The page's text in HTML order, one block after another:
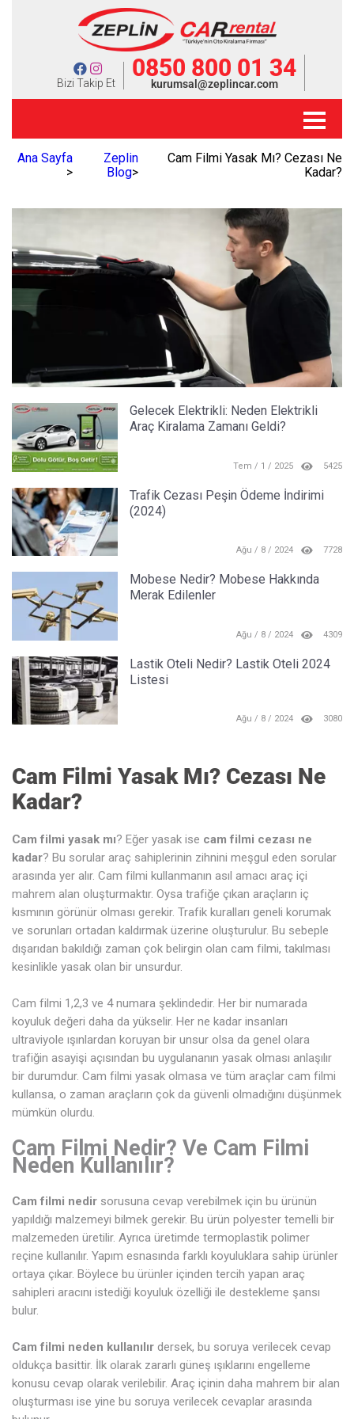
Bizi Takip Et
0850 800 01 34
kurumsal@zeplincar.com
Ana Sayfa
>
Zeplin
Blog>
Cam Filmi Yasak Mı? Cezası Ne
Kadar?
Gelecek Elektrikli: Neden Elektrikli
Araç Kiralama Zamanı Geldi?
Tem / 1 / 2025 5425
Trafik Cezası Peşin Ödeme İndirimi
(2024)
Ağu / 8 / 2024 7728
Mobese Nedir? Mobese Hakkında
Merak Edilenler
Ağu / 8 / 2024 4309
Lastik Oteli Nedir? Lastik Oteli 2024
Listesi
Ağu / 8 / 2024 3080
Cam Filmi Yasak Mı? Cezası Ne
Kadar?
Cam filmi yasak mı? Eğer yasak ise cam filmi cezası ne
kadar? Bu sorular araç sahiplerinin zihnini meşgul eden sorular
arasında yer alır. Cam filmi kullanmanın asıl amacı araç içi
mahrem alan oluşturmaktır. Oysa trafiğe çıkan araçların iç
kısmının görünür olması gerekir. Trafik kuralları geneli korumak
ve sorunları ortadan kaldırmak üzerine oluşturulur. Bu sebeple
dışarıdan bakıldığı zaman çok belirgin olan cam filmi, takılması
kesinlikle yasak olan bir unsurdur.
Cam filmi 1,2,3 ve 4 numara şeklindedir. Her bir numarada
koyuluk değeri daha da yükselir. Her ne kadar insanları
ultraviyole ışınlardan koruyan bir unsur olsa da genel olara
trafiğin asayişi açısından bu uygulananın yasak olması anlaşılır
bir durumdur. Cam filmi yasak olmasa ve tüm araçlar cam filmi
kullansa, o zaman araçların çok da güvenli olmadığını düşünmek
mümkün olurdu.
Cam Filmi Nedir? Ve Cam Filmi
Neden Kullanılır?
Cam filmi nedir sorusuna cevap verebilmek için bu ürünün
yapıldığı malzemeyi bilmek gerekir. Bu ürün polyester temelli bir
malzemeden üretilir. Ayrıca üretimde termoplastik polimer
reçine kullanılır. Yapım esnasında farklı koyuluklara sahip ürünler
ortaya çıkar. Böylece bu ürünler içinden tercih yapan araç
sahipleri aracını istediği koyuluk özelliği ile destekleme şansı
bulur.
Cam filmi neden kullanılır dersek, bu soruya verilecek cevap
oldukça basittir. İlk olarak zararlı güneş ışıklarını engelleme
konusu cevap olarak verilebilir. Araç içinin daha mahrem bir alan
oluşturması ise yine bu soruya verilecek cevaplar arasında